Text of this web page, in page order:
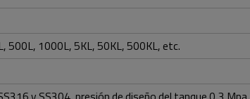
500L, 1000L, 5KL, 50KL, 500KL, etc.